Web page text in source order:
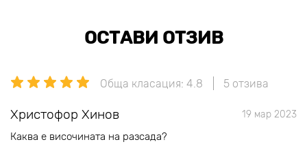
ОСТАВИ ОТЗИВ
Обща класация: 4.8 5 отзива
Христофор Хинов 19 мар 2023
Каква е височината на разсада?